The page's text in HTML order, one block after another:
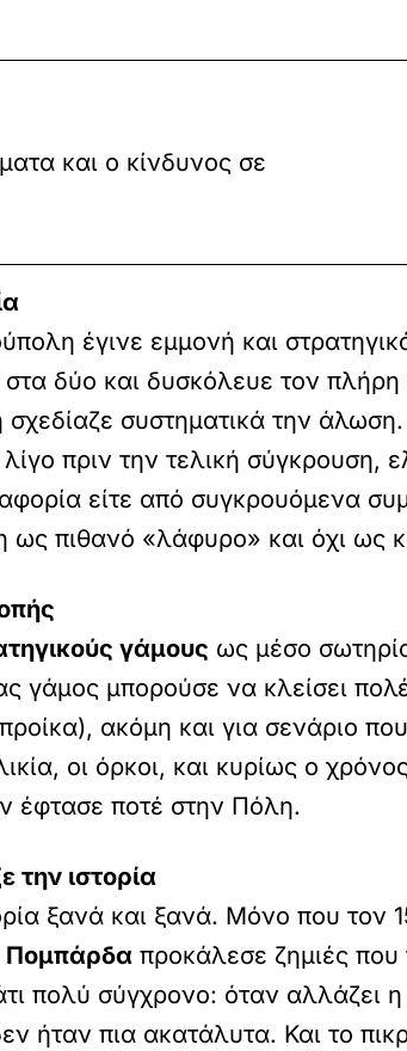
και ο κίνδυνος σε
έγινε εμμονή και
δύο και δυσκόλευε τον
συστηματικά την
λίγο πριν την τελική σύγκρουση,
είτε από συγκρουόμενα
ως πιθανό «λάφυρο» και όχι ως
γάμους ως μέσο
γάμος μπορούσε να κλείσει
ακόμη και για σενάριο
οι όρκοι, και κυρίως ο
έφτασε ποτέ στην Πόλη.
την ιστορία
ξανά και ξανά. Μόνο που τον
Πομπάρδα προκάλεσε ζημιές
πολύ σύγχρονο: όταν αλλάζει η
ήταν πια ακατάλυτα. Και το